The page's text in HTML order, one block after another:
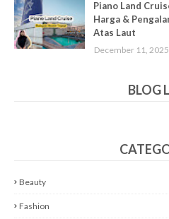
Piano Land
Harga &
Atas Laut
December 11, 2025
BLOG
Beauty
Fashion